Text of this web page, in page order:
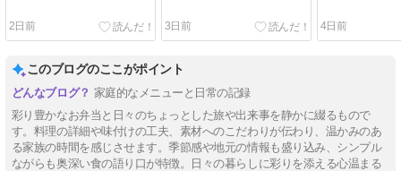
2日前 3日前 4日前
このブログのここがポイント
家庭的なメニューと日常の記録
彩り豊かなお弁当と日々のちょっとした旅や出来事を静かに綴るもので
す。料理の詳細や味付けの工夫、素材へのこだわりが伝わり、温かみのあ
る家族の時間を感じさせます。季節感や地元の情報も盛り込み、シンプル
ながらも奥深い食の語り口が特徴。日々の暮らしに彩りを添える心温まる